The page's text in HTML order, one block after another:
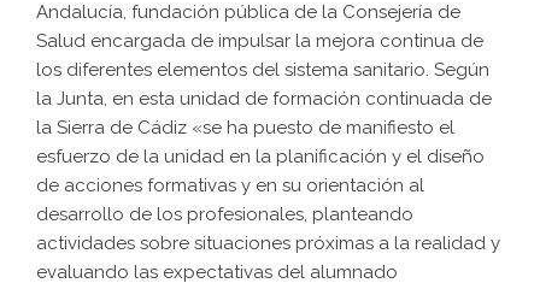
Andalucía, fundación pública de la Consejería de
Salud encargada de impulsar la mejora continua de
los diferentes elementos del sistema sanitario. Según
la Junta, en esta unidad de formación continuada de
la Sierra de Cádiz «se ha puesto de manifiesto el
esfuerzo de la unidad en la planificación y el diseño
de acciones formativas y en su orientación al
desarrollo de los profesionales, planteando
actividades sobre situaciones próximas a la realidad y
evaluando las expectativas del alumnado